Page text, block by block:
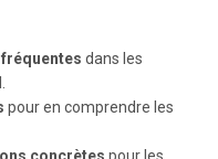
dans les
pour en comprendre les
concrètes pour les